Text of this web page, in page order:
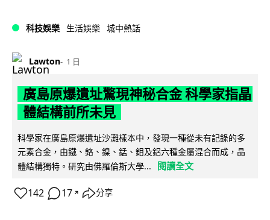
科技娛樂 生活娛樂 城中熱話
Lawton 1 日
廣島原爆遺址驚現神秘合金 科學家指晶
體結構前所未見
科學家在廣島原爆遺址沙灘樣本中，發現一種從未有記錄的多
元素合金，由鐵、鉻、鎳、錳、鉬及鋁六種金屬混合而成，晶
體結構獨特。研究由佛羅倫斯大學...
閱讀全文
142 17 ↗ 分享